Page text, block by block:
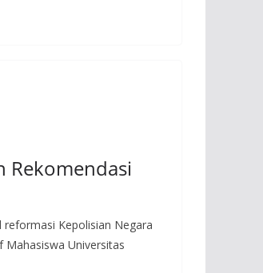
Rekomendasi
Kepolisian Negara
Mahasiswa Universitas